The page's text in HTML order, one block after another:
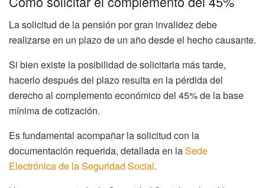
La solicitud de la pensión por gran invalidez debe
realizarse en un plazo de un año desde el hecho causante.
Si bien existe la posibilidad de solicitarla más tarde,
hacerlo después del plazo resulta en la pérdida del
derecho al complemento económico del 45% de la base
mínima de cotización.
Es fundamental acompañar la solicitud con la
documentación requerida, detallada en laSede
Electrónica de la Seguridad Social.